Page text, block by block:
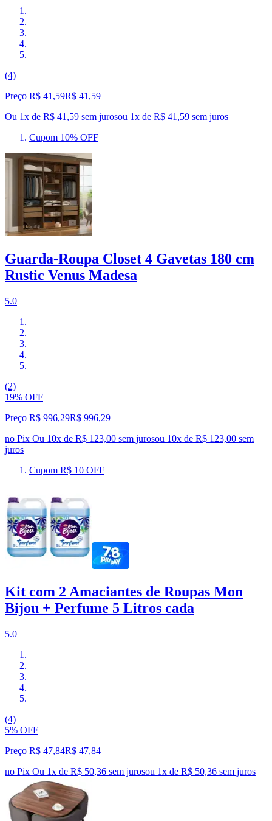
(4)
Preço R$ 41,59R$ 41 ,59
Ou 1x de R$ 41,59 sem jurosou 1x de R$ 41,59 sem juros
Cupom 10% OFF
Guarda-Roupa Closet 4 Gavetas 180 cm
Rustic Venus Madesa
5.0
(2)
19% OFF
Preço R$ 996,29R$ 996,29
no Pix Ou 10x de R$ 123,00 sem jurosou 10x de R$ 123,00 sem
juros
Cupom R$ 10 OFF
Kit com 2 Amaciantes de Roupas Mon
Bijou + Perfume 5 Litros cada
5.0
(4)
5% OFF
Preço R$ 47,84R$ 47,84
no Pix Ou 1x de R$ 50,36 sem jurosou 1x de R$ 50,36 sem juros